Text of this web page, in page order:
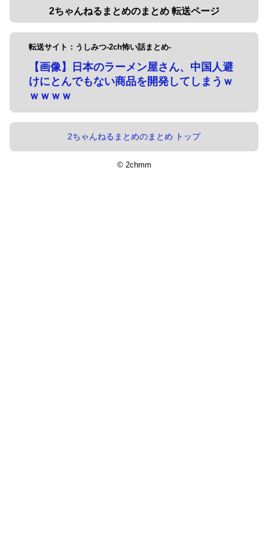
2ちゃんねるまとめのまとめ 転送ページ
転送サイト：うしみつ-2ch怖い話まとめ-
【画像】日本のラーメン屋さん、中国人避
けにとんでもない商品を開発してしまうｗ
ｗｗｗｗ
2ちゃんねるまとめのまとめ トップ
© 2chmm